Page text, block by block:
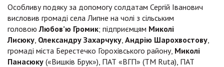
Особливу подяку за допомогу солдатам Сергій Іванович
висловив громаді села Липне на чолі з сільським
головоюЛюбов’ю Громик; підприємцям Миколі
Лисюку, Олександру Захарчуку, Андрію Шарохвостову,
громаді міста Берестечко Горохівського району, Миколі
Панасюку («Вишків Брук»), ПАТ «ВГП» (ТМ Ruta), ПАТ